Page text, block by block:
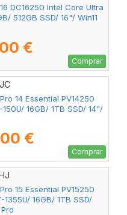
DC16250 Intel Core Ultra
512GB SSD/ 16"/ Win11
€
Comprar
14 Essential PV14250
16GB/ 1TB SSD/ 14"/
€
Comprar
15 Essential PV15250
16GB/ 1TB SSD/